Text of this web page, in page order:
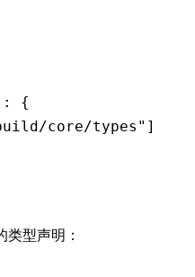
:
{
core/types" ]
型声明：